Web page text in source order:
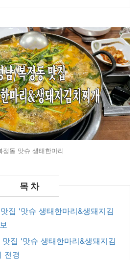
정동 맛슈 생태한마리
집 '맛슈 생태한마리&생돼지김
집 '맛슈 생태한마리&생돼지김
전경